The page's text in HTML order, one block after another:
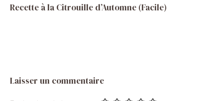
Recette à la Citrouille d’Automne (Facile)
Laisser un commentaire